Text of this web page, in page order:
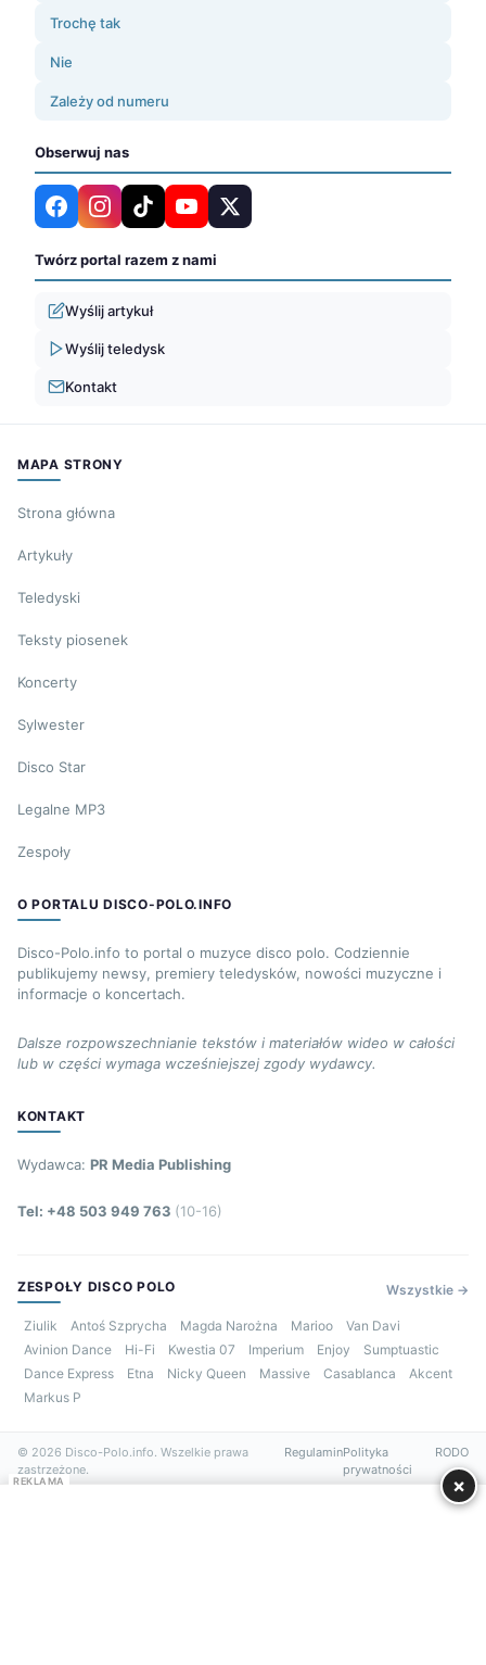
Trochę tak
Nie
Zależy od numeru
Obserwuj nas
Twórz portal razem z nami
Wyślij artykuł
Wyślij teledysk
Kontakt
MAPA STRONY
Strona główna
Artykuły
Teledyski
Teksty piosenek
Koncerty
Sylwester
Disco Star
Legalne MP3
Zespoły
O PORTALU DISCO-POLO.INFO
Disco-Polo.info to portal o muzyce disco polo. Codziennie
publikujemy newsy, premiery teledysków, nowości muzyczne i
informacje o koncertach.
Dalsze rozpowszechnianie tekstów i materiałów wideo w całości
lub w części wymaga wcześniejszej zgody wydawcy.
KONTAKT
Wydawca: PR Media Publishing
Tel: +48 503 949 763 (10-16)
ZESPOŁY DISCO POLO Wszystkie →
Ziulik Antoś Szprycha Magda Narożna Marioo
Van Davi
Avinion Dance
Hi-Fi Kwestia 07 Imperium Enjoy
Sumptuastic
Dance Express
Etna Nicky Queen Massive Casablanca
Akcent
Markus P
© 2026 Disco-Polo.info. Wszelkie prawa
zastrzeżone.
RegulaminPolityka
prywatności
RODO
REKLAMA ×